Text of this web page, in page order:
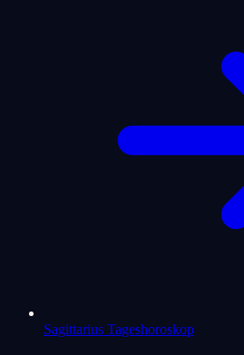
Sagittarius Tageshoroskop